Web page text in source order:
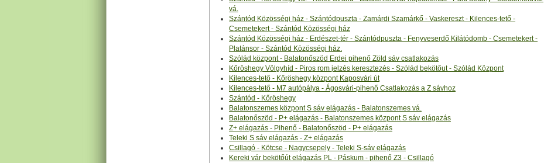
vá.
Szántód Közösségi ház - Szántódpuszta - Zamárdi Szamárkő - Vaskereszt - Kilences-tető -
Csemetekert - Szántód Közösségi ház
Szántód Közösségi ház - Erdészet-tér - Szántódpuszta - Fenyveserdő Kilátódomb - Csemetekert -
Platánsor - Szántód Közösségi ház.
Szólád központ - Balatonőszöd Erdei pihenő Zöld sáv csatlakozás
Kőröshegy Völgyhíd - Piros rom jelzés keresztezés - Szólád bekötőut - Szólád Központ
Kilences-tető - Kőröshegy központ Kaposvári út
Kilences-tető - M7 autópálya - Ágosvári-pihenő Csatlakozás a Z sávhoz
Szántód - Kőröshegy
Balatonszemes központ S sáv elágazás - Balatonszemes vá.
Balatonőszöd - P+ elágazás - Balatonszemes központ S sáv elágazás
Z+ elágazás - Pihenő - Balatonőszöd - P+ elágazás
Teleki S sáv elágazás - Z+ elágazás
Csillagó - Kötcse - Nagycsepely - Teleki S-sáv elágazás
Kereki vár bekötőút elágazás PL - Páskum - pihenő Z3 - Csillagó